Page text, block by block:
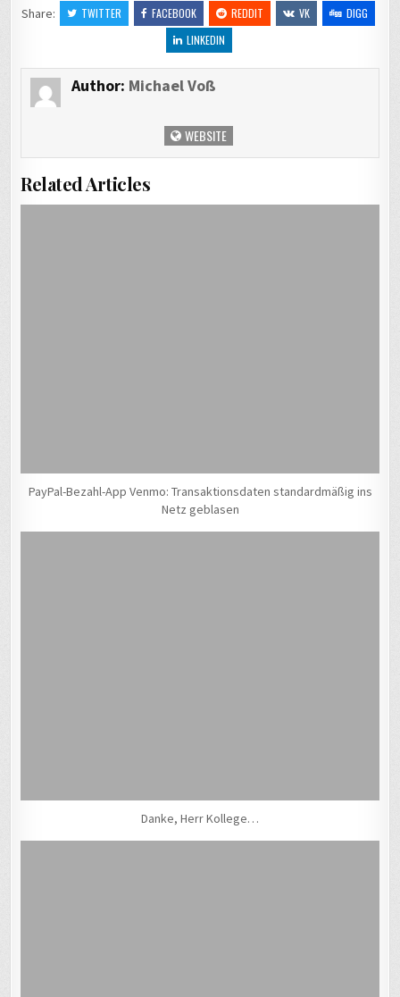
Share:
TWITTER FACEBOOK REDDIT VK
DIGG
LINKEDIN
Author: Michael Voß
WEBSITE
Related Articles
PayPal-Bezahl-App Venmo: Transaktionsdaten standardmäßig ins
Netz geblasen
Danke, Herr Kollege…